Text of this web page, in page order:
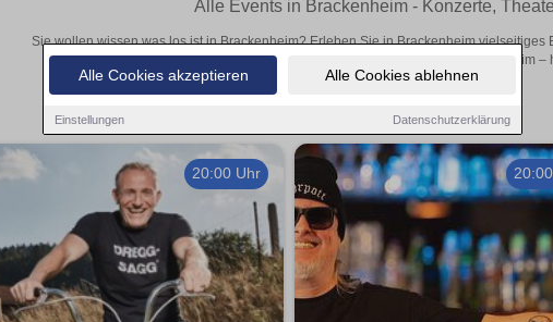
Alle Cookies akzeptieren Alle Cookies ablehnen
Einstellungen Datenschutzerklärung
Alle Events in Brackenheim - Konzerte,
Sie wollen wissen was los ist in Brackenheim? Erleben Sie in Brackenheim
Theateraufführungen oder aufregende Veranstaltungen in Brackenheim –
20:00 Uhr